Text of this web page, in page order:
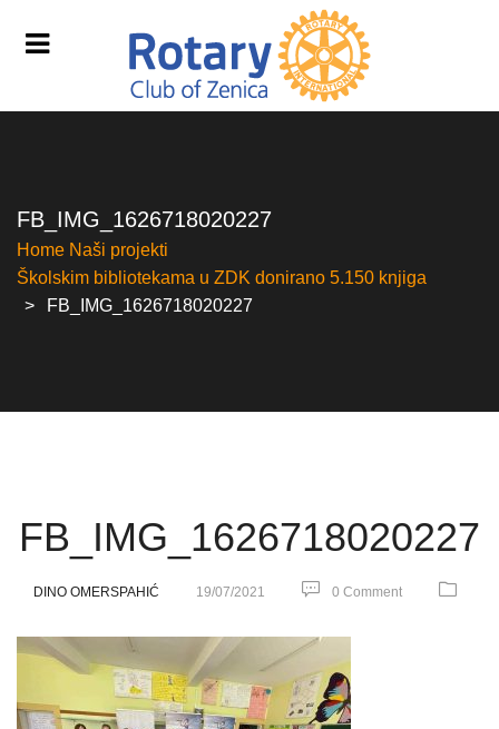
FB_IMG_1626718020227
Home Naši projekti
Školskim bibliotekama u ZDK donirano 5.150 knjiga
FB_IMG_1626718020227
FB_IMG_1626718020227
DINO OMERSPAHIĆ 19/07/2021 0 Comment